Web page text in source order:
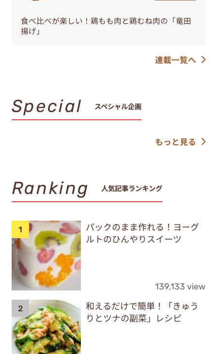
食べ比べが楽しい！鶏もも肉と鶏むね肉の「竜田
揚げ」
連載一覧へ
Special スペシャル企画
もっと見る
Ranking 人気記事ランキング
パックのまま作れる！ヨーグ
ルトのひんやりスイーツ
139,133 view
和えるだけで簡単！「きゅう
りとツナの副菜」レシピ